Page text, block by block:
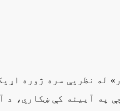
له نظریې سره ژوره
په آیینه کې ښکاري، د